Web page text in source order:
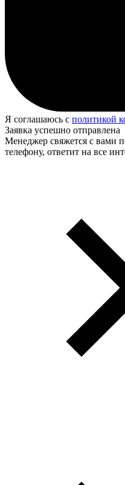
Я соглашаюсь с политикой
Заявка успешно отправлена
Менеджер свяжется с вами
телефону, ответит на все